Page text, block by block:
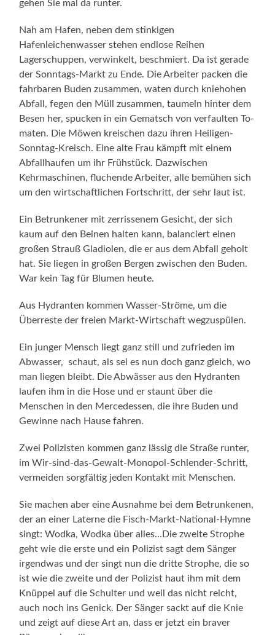
gehen Sie mal da runter.
Nah am Hafen, neben dem stinkigen
Hafenleichenwasser stehen endlose Reihen
Lagerschuppen, verwinkelt, beschmiert. Da ist gerade
der Sonntags-Markt zu Ende. Die Arbeiter packen die
fahrbaren Buden zusammen, waten durch kniehohen
Abfall, fegen den Müll zusammen, taumeln hinter dem
Besen her, spucken in ein Gematsch von verfaulten To­
maten. Die Möwen kreischen dazu ihren Heiligen-
Sonntag-Kreisch. Eine alte Frau kämpft mit ei­nem
Abfallhaufen um ihr Frühstück. Dazwischen
Kehrmaschinen, fluchende Arbeiter, alle bemühen sich
um den wirtschaftli­chen Fortschritt, der sehr laut ist.
Ein Betrunkener mit zerrissenem Gesicht, der sich
kaum auf den Beinen halten kann, ba­lanciert einen
großen Strauß Gladiolen, die er aus dem Abfall geholt
hat. Sie liegen in großen Bergen zwischen den Buden.
War kein Tag für Blumen heute.
Aus Hydranten kommen Wasser-Ströme, um die
Überreste der freien Markt-Wirtschaft wegzu­spülen.
Ein junger Mensch liegt ganz still und zufrieden im
Abwasser, schaut, als sei es nun doch ganz gleich, wo
man liegen bleibt. Die Abwässer aus den Hydranten
laufen ihm in die Hose und er staunt über die
Menschen in den Mercedessen, die ihre Buden und
Gewinne nach Hause fahren.
Zwei Polizisten kommen ganz lässig die Straße runter,
im Wir-sind-das-Gewalt-Monopol-Schlender-Schritt,
vermeiden sorgfältig jeden Kontakt mit Menschen.
Sie machen aber eine Ausnahme bei dem Betrunkenen,
der an einer Laterne die Fisch-Markt-National-Hymne
singt: Wodka, Wodka über alles…Die zweite Strophe
geht wie die erste und ein Polizist sagt dem Sänger
irgendwas und der singt nun die dritte Strophe, die so
ist wie die zweite und der Polizist haut ihm mit dem
Knüppel auf die Schulter und weil das nicht reicht,
auch noch ins Genick. Der Sänger sackt auf die Knie
und zeigt auf diese Art an, dass er jetzt ein braver